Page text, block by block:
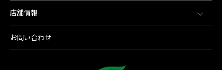
店舗情報
お問い合わせ